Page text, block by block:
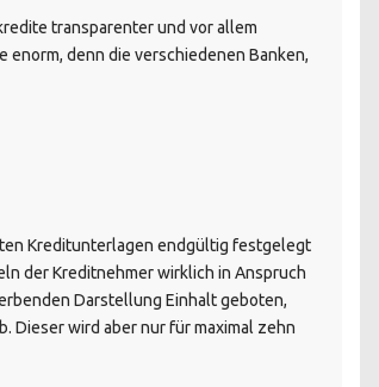
transparenter und vor allem
denn die verschiedenen Banken,
Kreditunterlagen endgültig festgelegt
der Kreditnehmer wirklich in Anspruch
Darstellung Einhalt geboten,
Dieser wird aber nur für maximal zehn